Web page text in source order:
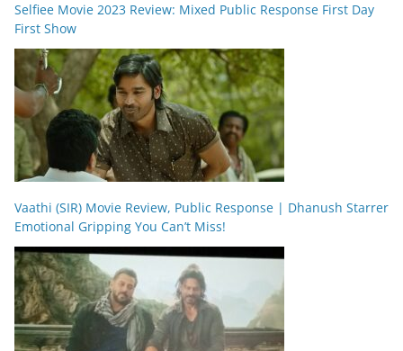
Selfiee Movie 2023 Review: Mixed Public Response First Day
First Show
Vaathi (SIR) Movie Review, Public Response | Dhanush Starrer
Emotional Gripping You Can’t Miss!